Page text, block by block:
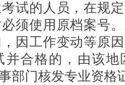
试的人员，在规
须使用原档案号
因工作变动等原
并合格的，由该
部门核发专业资格